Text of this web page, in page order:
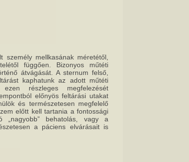
mellkasának méretétől,
függően. Bizonyos műtéti
átvágását. A sternum felső,
kaphatunk az adott műtéti
részleges megfelezését
előnyös feltárási utakat
és természetesen megfelelő
előtt kell tartania a fontossági
„nagyobb” behatolás, vagy a
a páciens elvárásait is